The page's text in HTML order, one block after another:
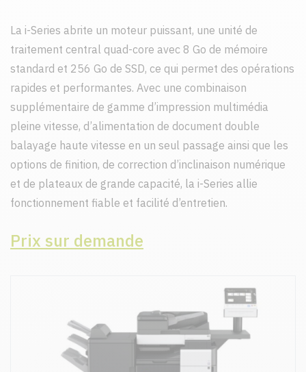
La i-Series abrite un moteur puissant, une unité de
traitement central quad-core avec 8 Go de mémoire
standard et 256 Go de SSD, ce qui permet des opérations
rapides et performantes. Avec une combinaison
supplémentaire de gamme d’impression multimédia
pleine vitesse, d’alimentation de document double
balayage haute vitesse en un seul passage ainsi que les
options de finition, de correction d’inclinaison numérique
et de plateaux de grande capacité, la i-Series allie
fonctionnement fiable et facilité d’entretien.
Prix sur demande